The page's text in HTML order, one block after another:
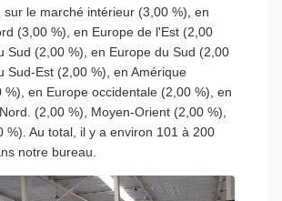
sur le marché intérieur (3,00 %), en
(3,00 %), en Europe de l'Est (2,00
Sud (2,00 %), en Europe du Sud (2,00
Sud-Est (2,00 %), en Amérique
%), en Europe occidentale (2,00 %), en
(2,00 %), Moyen-Orient (2,00 %),
%). Au total, il y a environ 101 à 200
notre bureau.